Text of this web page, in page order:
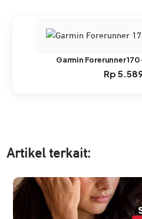
Garmin Forerunner
Rp
Artikel terkait: